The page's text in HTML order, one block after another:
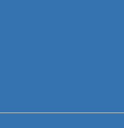
ご了承ください。
ります
業日に発送いたします。「お取り
(離島などの場合、例外もあります)